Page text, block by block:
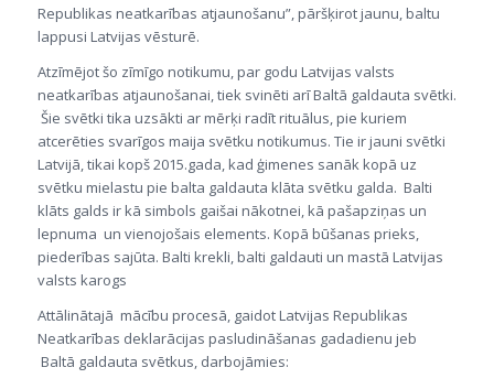
Republikas neatkarības atjaunošanu”, pāršķirot jaunu, baltu
lappusi Latvijas vēsturē.
Atzīmējot šo zīmīgo notikumu, par godu Latvijas valsts
neatkarības atjaunošanai, tiek svinēti arī Baltā galdauta svētki.
Šie svētki tika uzsākti ar mērķi radīt rituālus, pie kuriem
atcerēties svarīgos maija svētku notikumus. Tie ir jauni svētki
Latvijā, tikai kopš 2015.gada, kad ģimenes sanāk kopā uz
svētku mielastu pie balta galdauta klāta svētku galda. Balti
klāts galds ir kā simbols gaišai nākotnei, kā pašapziņas un
lepnuma un vienojošais elements. Kopā būšanas prieks,
piederības sajūta. Balti krekli, balti galdauti un mastā Latvijas
valsts karogs
Attālinātajā mācību procesā, gaidot Latvijas Republikas
Neatkarības deklarācijas pasludināšanas gadadienu jeb
Baltā galdauta svētkus, darbojāmies: